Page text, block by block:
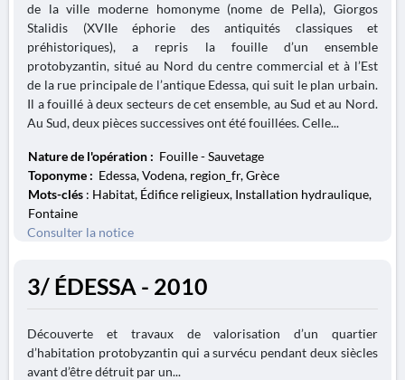
de la ville moderne homonyme (nome de Pella), Giorgos
Stalidis (XVIIe éphorie des antiquités classiques et
préhistoriques), a repris la fouille d’un ensemble
protobyzantin, situé au Nord du centre commercial et à l’Est
de la rue principale de l’antique Edessa, qui suit le plan urbain.
Il a fouillé à deux secteurs de cet ensemble, au Sud et au Nord.
Au Sud, deux pièces successives ont été fouillées. Celle...
Nature de l'opération : Fouille - Sauvetage
Toponyme : Edessa, Vodena, region_fr, Grèce
Mots-clés : Habitat, Édifice religieux, Installation hydraulique,
Fontaine
Consulter la notice
3/ ÉDESSA - 2010
Découverte et travaux de valorisation d’un quartier
d’habitation protobyzantin qui a survécu pendant deux siècles
avant d’être détruit par un...